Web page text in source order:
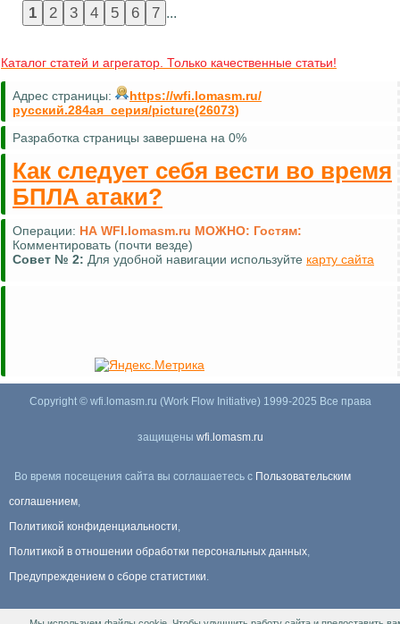
...
Каталог статей и агрегатор. Только качественные статьи!
Адрес страницы:
https://wfi.lomasm.ru/
русский.284ая_серия/picture(26073)
Разработка страницы завершена на 0%
Как следует себя вести во время
БПЛА атаки?
Операции: НА WFI.lomasm.ru МОЖНО: Гостям:
Комментировать (почти везде)
Совет № 2: Для удобной навигации используйте карту сайта
Copyright © wfi.lomasm.ru (Work Flow Initiative) 1999-2025 Все права
защищены wfi.lomasm.ru
Во время посещения сайта вы соглашаетесь с Пользовательским
соглашением,
Политикой конфиденциальности,
Политикой в отношении обработки персональных данных,
Предупреждением о сборе статистики.